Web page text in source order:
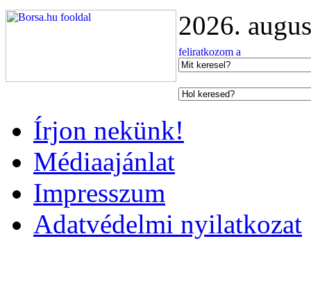
2026.
Írjon nekünk!
Médiaajánlat
Impresszum
Adatvédelmi nyilatkozat